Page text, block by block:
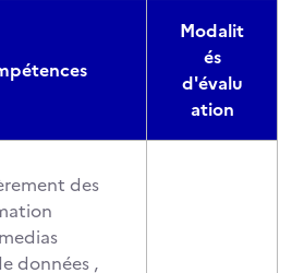
Modalit
és
d'évalu
ation
des
données ,